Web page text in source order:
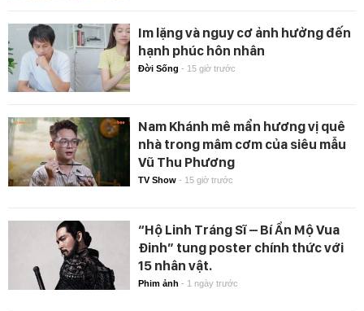
Im lặng và nguy cơ ảnh hưởng đến
hạnh phúc hôn nhân
Đời Sống - 15 giờ trước
Nam Khánh mê mẩn hương vị quê
nhà trong mâm cơm của siêu mẫu
Vũ Thu Phương
TV Show - 15 giờ trước
“Hộ Linh Tráng Sĩ – Bí Ẩn Mộ Vua
Đinh” tung poster chính thức với
15 nhân vật.
Phim ảnh - 1 ngày trước